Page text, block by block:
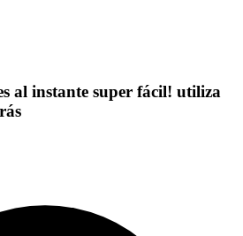
al instante super fácil! utiliza